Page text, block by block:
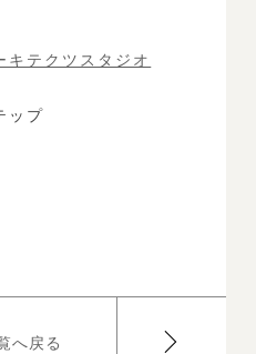
キテクツスタジオ
ップ
へ戻る